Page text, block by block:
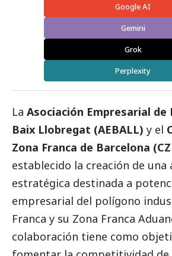
Google AI
Gemini
Grok
Perplexity
La Asociación Empresarial de
Baix Llobregat (AEBALL) y el
Zona Franca de Barcelona (
establecido la creación de una
estratégica destinada a
empresarial del polígono
Franca y su Zona Franca
colaboración tiene como